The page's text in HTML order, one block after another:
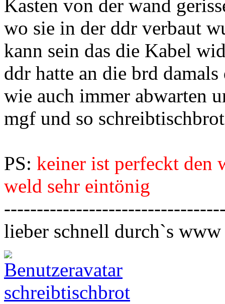
Kasten von der wand
wo sie in der ddr verbaut
kann sein das die Kabel
ddr hatte an die brd
wie auch immer abwarten
mgf und so schreibtischbrot
PS: keiner ist perfeckt den
weld sehr eintönig
lieber schnell durch`s www
schreibtischbrot